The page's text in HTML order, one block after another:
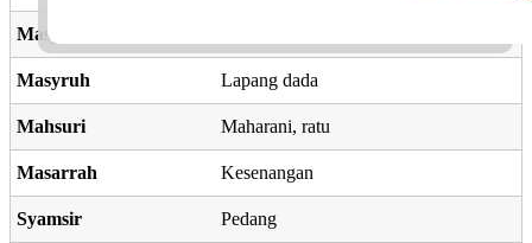
Masyhur
Masyruh Lapang dada
Mahsuri Maharani, ratu
Masarrah Kesenangan
Syamsir Pedang